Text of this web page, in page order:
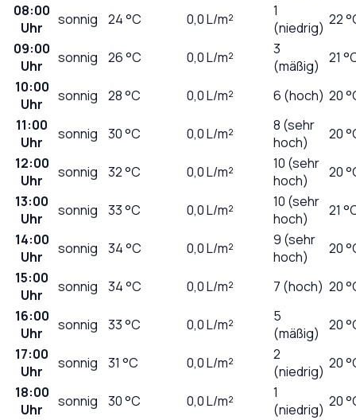
08:00
Uhr
sonnig 24°C 0,0L/m²
1
(niedrig) 22
09:00
Uhr
sonnig 26°C 0,0L/m²
3
(mäßig)
21
10:00
Uhr
sonnig 28°C 0,0L/m² 6 (hoch) 20
11:00
Uhr
sonnig 30°C 0,0L/m²
8 (sehr
hoch)
20
12:00
Uhr
sonnig 32°C 0,0L/m²
10 (sehr
hoch)
20
13:00
Uhr
sonnig 33°C 0,0L/m²
10 (sehr
hoch)
21
14:00
Uhr
sonnig 34°C 0,0L/m²
9 (sehr
hoch)
20
15:00
Uhr
sonnig 34°C 0,0L/m² 7 (hoch) 20
16:00
Uhr
sonnig 33°C 0,0L/m²
5
(mäßig)
20
17:00
Uhr
sonnig 31 °C 0,0L/m²
2
(niedrig) 20
18:00
Uhr
sonnig 30°C 0,0L/m²
1
(niedrig) 20